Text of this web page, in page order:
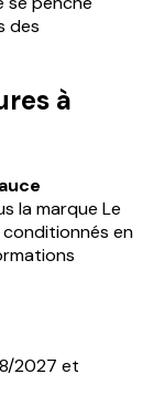
des
à
la marque Le
conditionnés en
2027 et